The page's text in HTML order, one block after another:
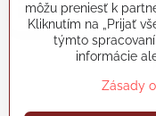
Rady a návody
môžu preniesť k
Kliknutím na „Prijať
týmto
informácie
Zásady